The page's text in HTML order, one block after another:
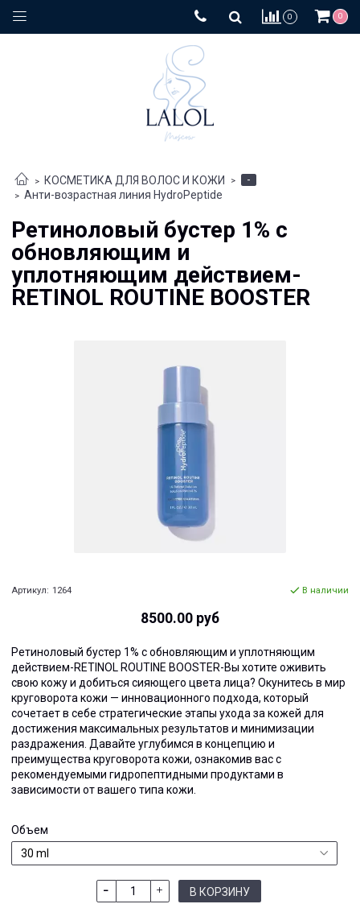
0 0
КОСМЕТИКА ДЛЯ ВОЛОС И КОЖИ
-
Анти-возрастная линия HydroPeptide
Ретиноловый бустер 1% с
обновляющим и
уплотняющим действием-
RETINOL ROUTINE BOOSTER
Артикул: 1264 В наличии
8500.00 руб
Ретиноловый бустер 1% с обновляющим и уплотняющим
действием-RETINOL ROUTINE BOOSTER-Вы хотите оживить
свою кожу и добиться сияющего цвета лица? Окунитесь в мир
круговорота кожи — инновационного подхода, который
сочетает в себе стратегические этапы ухода за кожей для
достижения максимальных результатов и минимизации
раздражения. Давайте углубимся в концепцию и
преимущества круговорота кожи, ознакомив вас с
рекомендуемыми гидропептидными продуктами в
зависимости от вашего типа кожи.
Объем
В КОРЗИНУ